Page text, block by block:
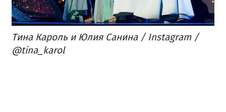
Тина Кароль и Юлия Санина / Instagram /
@tina_karol